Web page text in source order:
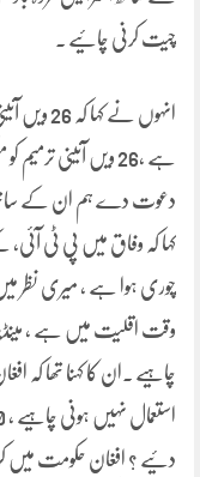
چیت کرنی چائیے ۔
انہوں نے
ہے ،26 ویں آئینی
دعوت دے ہم ان کے ساتھ
کہا کہ وفاق میں پی ٹی
چوری ہوا ہے ، میری نظر
وقت اقلیت میں ہے ،
چاہیے ۔ان کا کہنا تھا کہ
دئیے ؟ افغان حکومت میں